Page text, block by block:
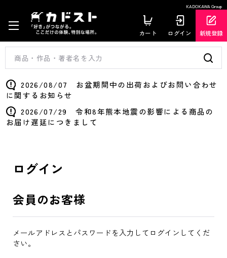
KADOKAWA Group
カート ログイン 新規登録
2026/08/07 お盆期間中の出荷およびお問い合わせ
に関するお知らせ
2026/07/29 令和8年熊本地震の影響による商品の
お届け遅延につきまして
ログイン
会員のお客様
メールアドレスとパスワードを入力してログインしてくだ
さい。